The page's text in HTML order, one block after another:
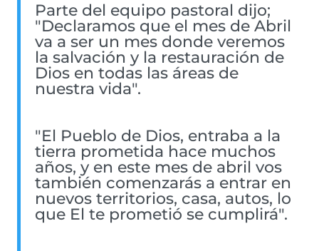
Parte del equipo pastoral dijo;
"Declaramos que el mes de Abril
va a ser un mes donde veremos
la salvación y la restauración de
Dios en todas las áreas de
nuestra vida".
"El Pueblo de Dios, entraba a la
tierra prometida hace muchos
años, y en este mes de abril vos
también comenzarás a entrar en
nuevos territorios, casa, autos, lo
que El te prometió se cumplirá".